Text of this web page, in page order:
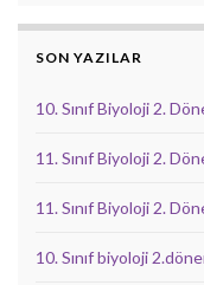
SON YAZILAR
10. Sınıf Biyoloji 2.
11. Sınıf Biyoloji 2.
11. Sınıf Biyoloji 2.
10. Sınıf biyoloji